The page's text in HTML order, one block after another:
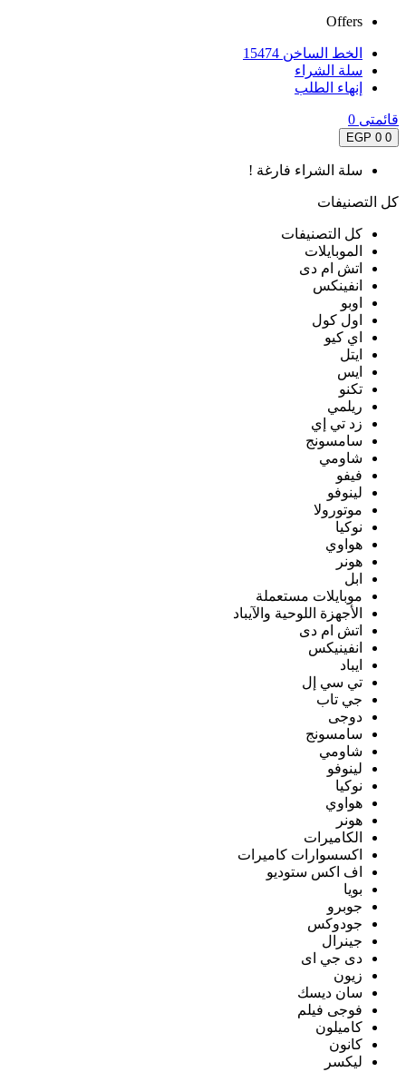
Offers
الخط الساخن 15474
سلة الشراء
إنهاء الطلب
قائمتى 0
0
0 EGP
سلة الشراء فارغة !
كل التصنيفات
كل التصنيفات
الموبايلات
اتش ام دى
انفينكس
اوبو
اول كول
اي كيو
ايتل
ايس
تكنو
ريلمي
زد تي إي
سامسونج
شاومي
فيفو
لينوفو
موتورولا
نوكيا
هواوي
هونر
ابل
موبايلات مستعملة
الأجهزة اللوحية والآيباد
اتش ام دى
انفينيكس
ايباد
تي سي إل
جي تاب
دوجى
سامسونج
شاومي
لينوفو
نوكيا
هواوي
هونر
الكاميرات
اكسسوارات كاميرات
اف اكس ستوديو
بويا
جوبرو
جودوكس
جينرال
دى جي اى
زيون
سان ديسك
فوجى فيلم
كاميلون
كانون
ليكسر